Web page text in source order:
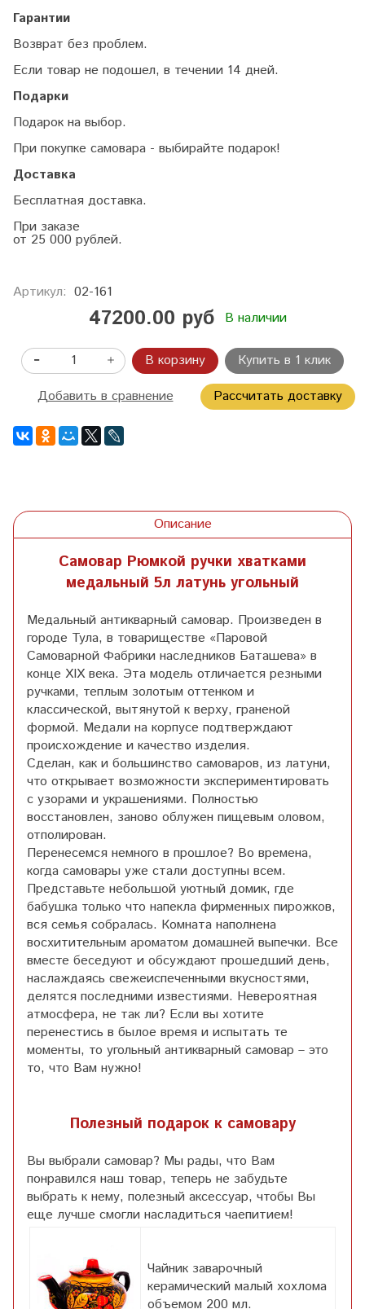
Гарантии
Возврат без проблем.
Если товар не подошел, в течении 14 дней.
Подарки
Подарок на выбор.
При покупке самовара - выбирайте подарок!
Доставка
Бесплатная доставка.
При заказе
от 25 000 рублей.
Артикул: 02-161
47200.00 руб В наличии
В корзину
Купить в 1 клик
Добавить в сравнение
Рассчитать доставку
Описание
Самовар Рюмкой ручки хватками
медальный 5л латунь угольный
Медальный антикварный самовар. Произведен в
городе Тула, в товариществе «Паровой
Самоварной Фабрики наследников Баташева» в
конце XIX века. Эта модель отличается резными
ручками, теплым золотым оттенком и
классической, вытянутой к верху, граненой
формой. Медали на корпусе подтверждают
происхождение и качество изделия.
Сделан, как и большинство самоваров, из латуни,
что открывает возможности экспериментировать
с узорами и украшениями. Полностью
восстановлен, заново облужен пищевым оловом,
отполирован.
Перенесемся немного в прошлое? Во времена,
когда самовары уже стали доступны всем.
Представьте небольшой уютный домик, где
бабушка только что напекла фирменных пирожков,
вся семья собралась. Комната наполнена
восхитительным ароматом домашней выпечки. Все
вместе беседуют и обсуждают прошедший день,
наслаждаясь свежеиспеченными вкусностями,
делятся последними известиями. Невероятная
атмосфера, не так ли? Если вы хотите
перенестись в былое время и испытать те
моменты, то угольный антикварный самовар – это
то, что Вам нужно!
Полезный подарок к самовару
Вы выбрали самовар? Мы рады, что Вам
понравился наш товар, теперь не забудьте
выбрать к нему, полезный аксессуар, чтобы Вы
еще лучше смогли насладиться чаепитием!
Чайник заварочный
керамический малый хохлома
объемом 200 мл.